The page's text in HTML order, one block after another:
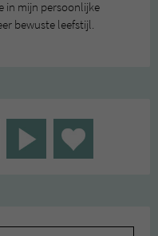
in mijn persoonlijke
bewuste leefstijl.